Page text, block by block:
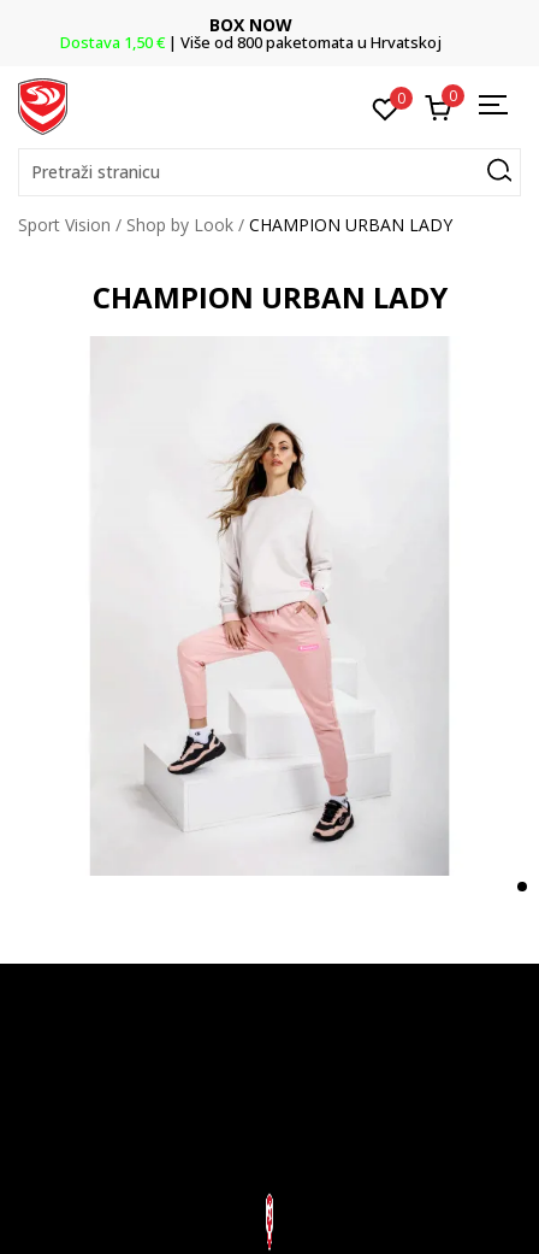
u Hrvatskoj Vaše mjesto za timske
0 0
Pretraži stranicu
Sport Vision Shop by Look CHAMPION URBAN LADY
CHAMPION URBAN LADY